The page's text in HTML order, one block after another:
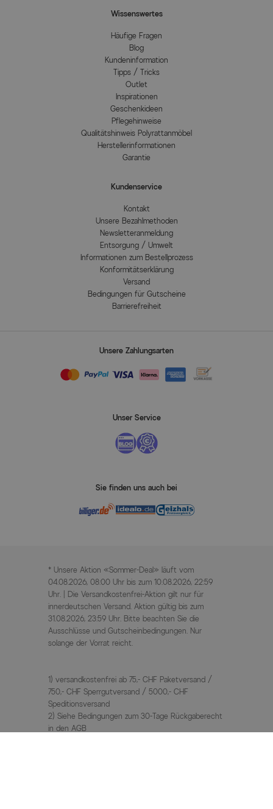
Wissenswertes
Häufige Fragen
Blog
Kundeninformation
Tipps / Tricks
Outlet
Inspirationen
Geschenkideen
Pflegehinweise
Qualitätshinweis Polyrattanmöbel
Herstellerinformationen
Garantie
Kundenservice
Kontakt
Unsere Bezahlmethoden
Newsletteranmeldung
Entsorgung / Umwelt
Informationen zum Bestellprozess
Konformitätserklärung
Versand
Bedingungen für Gutscheine
Barrierefreiheit
Unsere Zahlungsarten
Unser Service
Sie finden uns auch bei
* Unsere Aktion «Sommer-Deal» läuft vom
04.08.2026, 08:00 Uhr bis zum 10.08.2026, 22:59
Uhr. | Die Versandkostenfrei-Aktion gilt nur für
innerdeutschen Versand. Aktion gültig bis zum
31.08.2026, 23:59 Uhr. Bitte beachten Sie die
Ausschlüsse und Gutscheinbedingungen. Nur
solange der Vorrat reicht.
1) versandkostenfrei ab 75,- CHF Paketversand /
750,- CHF Sperrgutversand / 5000,- CHF
Speditionsversand
2) Siehe Bedingungen zum 30-Tage Rückgaberecht
in den AGB